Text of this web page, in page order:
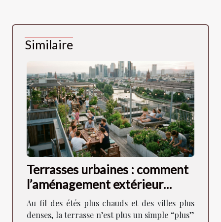
Similaire
Terrasses urbaines : comment
l’aménagement extérieur
façonne la vie en ville
Au fil des étés plus chauds et des villes plus
denses, la terrasse n’est plus un simple “plus”